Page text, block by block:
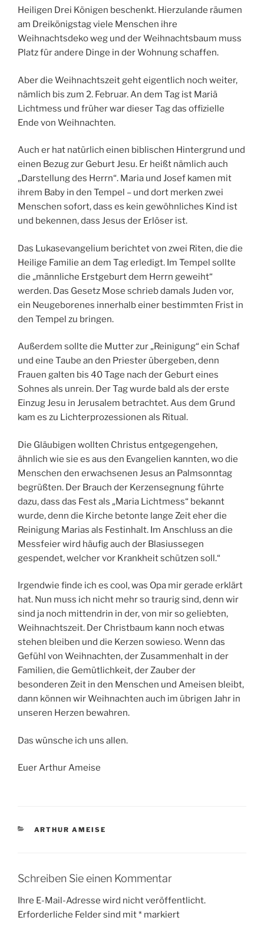
Heiligen Drei Königen beschenkt. Hierzulande räumen
am Dreikönigstag viele Menschen ihre
Weihnachtsdeko weg und der Weihnachtsbaum muss
Platz für andere Dinge in der Wohnung schaffen.
Aber die Weihnachtszeit geht eigentlich noch weiter,
nämlich bis zum 2. Februar. An dem Tag ist Mariä
Lichtmess und früher war dieser Tag das offizielle
Ende von Weihnachten.
Auch er hat natürlich einen biblischen Hintergrund und
einen Bezug zur Geburt Jesu. Er heißt nämlich auch
„Darstellung des Herrn“. Maria und Josef kamen mit
ihrem Baby in den Tempel – und dort merken zwei
Menschen sofort, dass es kein gewöhnliches Kind ist
und bekennen, dass Jesus der Erlöser ist.
Das Lukasevangelium berichtet von zwei Riten, die die
Heilige Familie an dem Tag erledigt. Im Tempel sollte
die „männliche Erstgeburt dem Herrn geweiht“
werden. Das Gesetz Mose schrieb damals Juden vor,
ein Neugeborenes innerhalb einer bestimmten Frist in
den Tempel zu bringen.
Außerdem sollte die Mutter zur „Reinigung“ ein Schaf
und eine Taube an den Priester übergeben, denn
Frauen galten bis 40 Tage nach der Geburt eines
Sohnes als unrein. Der Tag wurde bald als der erste
Einzug Jesu in Jerusalem betrachtet. Aus dem Grund
kam es zu Lichterprozessionen als Ritual.
Die Gläubigen wollten Christus entgegengehen,
ähnlich wie sie es aus den Evangelien kannten, wo die
Menschen den erwachsenen Jesus an Palmsonntag
begrüßten. Der Brauch der Kerzensegnung führte
dazu, dass das Fest als „Maria Lichtmess“ bekannt
wurde, denn die Kirche betonte lange Zeit eher die
Reinigung Marias als Festinhalt. Im Anschluss an die
Messfeier wird häufig auch der Blasiussegen
gespendet, welcher vor Krankheit schützen soll.“
Irgendwie finde ich es cool, was Opa mir gerade erklärt
hat. Nun muss ich nicht mehr so traurig sind, denn wir
sind ja noch mittendrin in der, von mir so geliebten,
Weihnachtszeit. Der Christbaum kann noch etwas
stehen bleiben und die Kerzen sowieso. Wenn das
Gefühl von Weihnachten, der Zusammenhalt in der
Familien, die Gemütlichkeit, der Zauber der
besonderen Zeit in den Menschen und Ameisen bleibt,
dann können wir Weihnachten auch im übrigen Jahr in
unseren Herzen bewahren.
Das wünsche ich uns allen.
Euer Arthur Ameise
KATEGORIEN
ARTHUR AMEISE
Schreiben Sie einen Kommentar
Ihre E-Mail-Adresse wird nicht veröffentlicht.
Erforderliche Felder sind mit* markiert